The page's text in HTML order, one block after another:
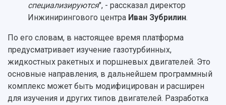
специализируются", - рассказал директор
Инжинирингового центра Иван Зубрилин.
По его словам, в настоящее время платформа
предусматривает изучение газотурбинных,
жидкостных ракетных и поршневых двигателей. Это
основные направления, в дальнейшем программный
комплекс может быть модифицирован и расширен
для изучения и других типов двигателей. Разработка